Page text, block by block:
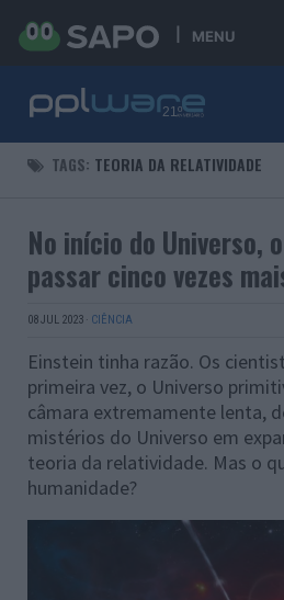
MENU
TAGS: TEORIA DA RELATIVIDADE
No início do Universo,
passar cinco vezes
08 JUL 2023 · CIÊNCIA
Einstein tinha razão. Os
primeira vez, o Universo
câmara extremamente lenta,
mistérios do Universo em
teoria da relatividade. Mas o
humanidade?